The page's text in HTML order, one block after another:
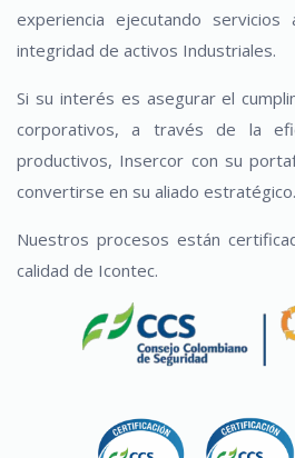
experiencia ejecutando
integridad de activos Industriales.
Si su interés es asegurar el
corporativos, a través de la
productivos, Insercor con su
convertirse en su aliado estratégico.
Nuestros procesos están
calidad de Icontec.